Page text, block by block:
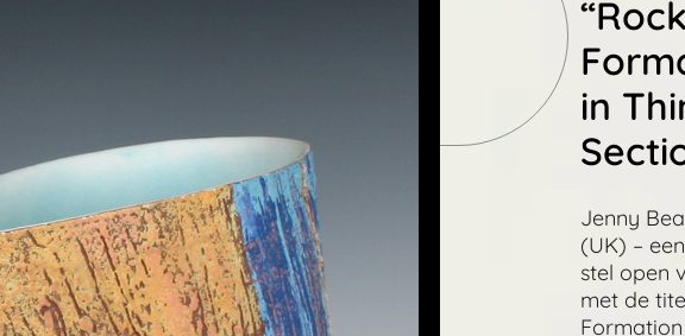
in
Jenny
(UK) – een
stel open
met de